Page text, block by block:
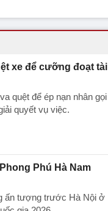
xe để cưỡng đoạt tài
quệt để ép nạn nhân gọi
quyết vụ việc.
Phú Hà Nam
ấn tượng trước Hà Nội ở